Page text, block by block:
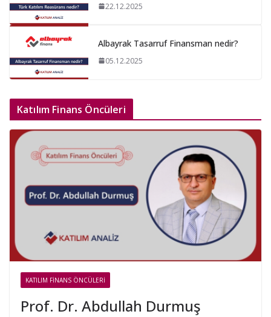
22.12.2025
Albayrak Tasarruf Finansman nedir?
05.12.2025
Katılım Finans Öncüleri
KATILIM FINANS ÖNCÜLERI
Prof. Dr. Abdullah Durmuş